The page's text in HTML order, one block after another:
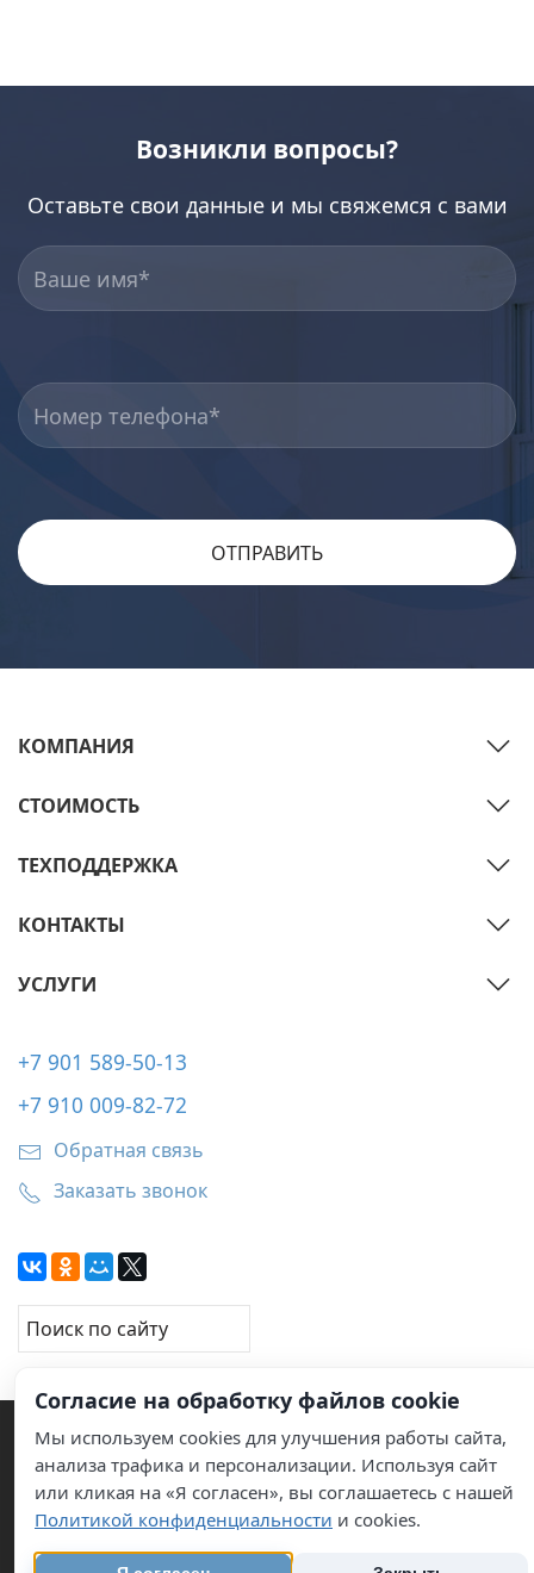
Возникли вопросы?
Оставьте свои данные и мы свяжемся с вами
КОМПАНИЯ
СТОИМОСТЬ
ТЕХПОДДЕРЖКА
КОНТАКТЫ
УСЛУГИ
+7 901 589-50-13
+7 910 009-82-72
Обратная связь
Заказать звонок
© 2011–2026 Услуги по обслуживанию кондиционеров
карта сайта info@groupleon.ru
Согласие на обработку файлов cookie
Мы используем cookies для улучшения работы сайта,
анализа трафика и персонализации. Используя сайт
или кликая на «Я согласен», вы соглашаетесь с нашей
Политикой конфиденциальности и cookies.